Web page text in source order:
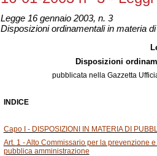
Legge 16 gennaio 2003, n. 3
Disposizioni ordinamentali in materia
Disposizioni
pubblicata nella Gazzetta
INDICE
Capo I - DISPOSIZIONI IN MATERIA DI
Art. 1 - Alto Commissario per la prevenzione
pubblica amministrazione